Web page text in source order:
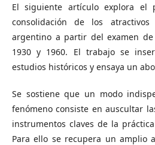
El siguiente artículo explora el
consolidación de los
argentino a partir del examen
1930 y 1960. El trabajo se
estudios históricos y ensaya un
Se sostiene que un modo
fenómeno consiste en auscultar
instrumentos claves de la
Para ello se recupera un amplio